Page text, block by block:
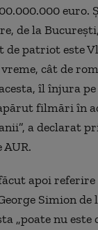
euro.
de la
de patriot este
cât de
îl înjura
filmări în
a declarat
apoi
Simion de
„poate nu